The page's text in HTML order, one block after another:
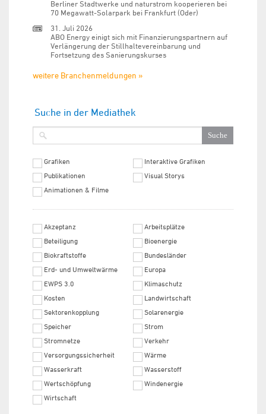
Berliner Stadtwerke und naturstrom kooperieren bei
70 Megawatt-Solarpark bei Frankfurt (Oder)
31. Juli 2026
ABO Energy einigt sich mit Finanzierungspartnern auf
Verlängerung der Stillhaltevereinbarung und
Fortsetzung des Sanierungskurses
weitere Branchenmeldungen »
Suche in der Mediathek
Grafiken
Interaktive Grafiken
Publikationen
Visual Storys
Animationen & Filme
Akzeptanz
Arbeitsplätze
Beteiligung
Bioenergie
Biokraftstoffe
Bundesländer
Erd- und Umweltwärme
Europa
EWPS 3.0
Klimaschutz
Kosten
Landwirtschaft
Sektorenkopplung
Solarenergie
Speicher
Strom
Stromnetze
Verkehr
Versorgungssicherheit
Wärme
Wasserkraft
Wasserstoff
Wertschöpfung
Windenergie
Wirtschaft